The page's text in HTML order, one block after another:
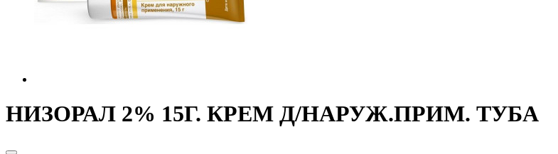
НИЗОРАЛ 2% 15Г. КРЕМ Д/НАРУЖ.ПРИМ. ТУБА